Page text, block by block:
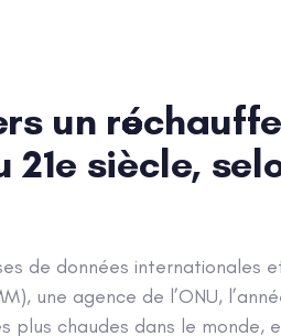
un
siècle,
de données internationales
une agence de l’ONU,
plus chaudes dans le monde,